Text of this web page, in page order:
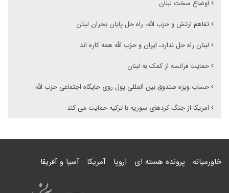
اوضاع سخت لبنان
تفاهم ارتش و حزب الله، راه حل پایان بحران لبنان
لبنان راه حل ندارد، ایران و حزب الله همه کاره اند
حمایت فرانسه از کمک به لبنان
حساب ویژه صندوق بین المللی پول روی جایگاه اجتماعی حزب الله
امریکا از جنگ کردهای سوریه با ترکیه حمایت می کند
خاورمیانه پرونده هسته ای اروپا آمریکا آسیا و آفریقا